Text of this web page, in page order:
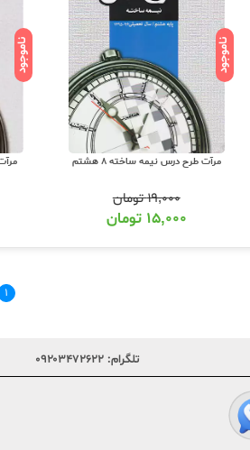
ناموجود
مرآت طرح درس نیمه ساخته 8 هشتم
۱۹,۰۰۰تومان
۱۵,۰۰۰ تومان
ناموجود
۱
تلگرام: ۰۹۲۰۳۴۷۲۶۲۲